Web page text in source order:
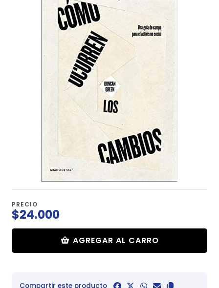
PRECIO
$24.000
AGREGAR AL CARRO
Compartir este producto